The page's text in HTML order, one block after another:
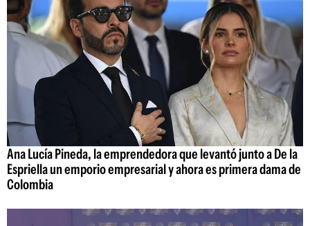
Ana Lucía Pineda, la emprendedora que levantó junto a De la
Espriella un emporio empresarial y ahora es primera dama de
Colombia